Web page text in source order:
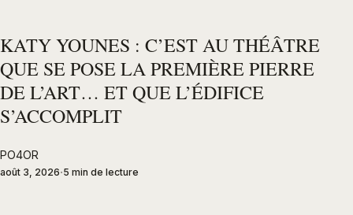
KATY YOUNES : C’EST AU THÉÂTRE
QUE SE POSE LA PREMIÈRE PIERRE
DE L’ART… ET QUE L’ÉDIFICE
S’ACCOMPLIT
PO4OR
août 3, 2026 5 min de lecture